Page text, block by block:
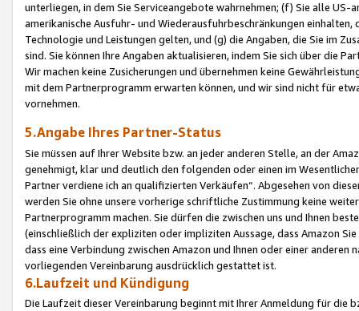
unterliegen, in dem Sie Serviceangebote wahrnehmen; (f) Sie alle
amerikanische Ausfuhr- und Wiederausfuhrbeschränkungen
Technologie und Leistungen gelten, und (g) die Angaben, die Sie im
sind. Sie können Ihre Angaben aktualisieren, indem Sie sich über die
Wir machen keine Zusicherungen und übernehmen keine
mit dem Partnerprogramm erwarten können, und wir sind nicht für
vornehmen.
5.Angabe Ihres Partner-Status
Sie müssen auf Ihrer Website bzw. an jeder anderen Stelle, an der
genehmigt, klar und deutlich den folgenden oder einen im
Partner verdiene ich an qualifizierten Verkäufen“. Abgesehen von
werden Sie ohne unsere vorherige schriftliche Zustimmung keine
Partnerprogramm machen. Sie dürfen die zwischen uns und Ihnen
(einschließlich der expliziten oder impliziten Aussage, dass Amazon
dass eine Verbindung zwischen Amazon und Ihnen oder einer
vorliegenden Vereinbarung ausdrücklich gestattet ist.
6.Laufzeit und Kündigung
Die Laufzeit dieser Vereinbarung beginnt mit Ihrer Anmeldung für die